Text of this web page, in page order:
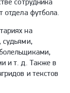
футбола.
на
судьями,
и т. д. Также в
и текстов